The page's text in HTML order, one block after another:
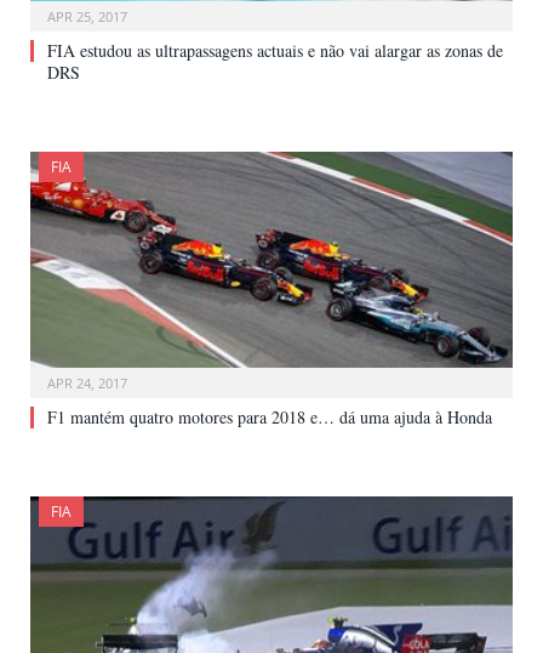
APR 25, 2017
FIA estudou as ultrapassagens actuais e não vai alargar as zonas de
DRS
FIA
APR 24, 2017
F1 mantém quatro motores para 2018 e… dá uma ajuda à Honda
FIA